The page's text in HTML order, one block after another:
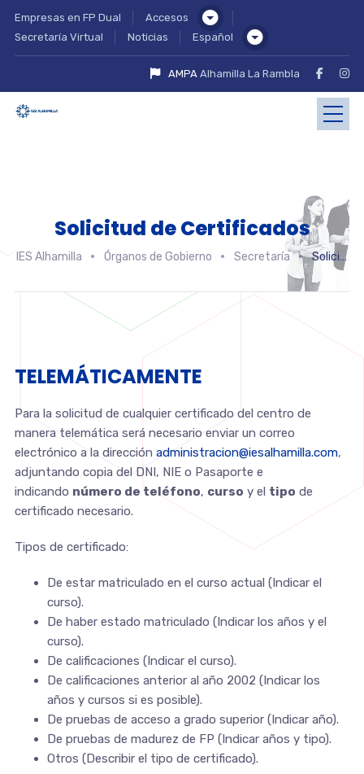
Empresas en FP Dual
Accesos
Secretaría Virtual
Noticias Español
AMPAAlhamilla La Rambla
Solicitud de Certificados
IES Alhamilla Órganos de Gobierno Secretaría Solicitud Certificados
TELEMÁTICAMENTE
Para la solicitud de cualquier certificado del centro de
manera telemática será necesario enviar un correo
electrónico a la dirección administracion@iesalhamilla.com,
adjuntando copia del DNI, NIE o Pasaporte e
indicando número de teléfono, curso y el tipo de
certificado necesario.
Tipos de certificado:
De estar matriculado en el curso actual (Indicar el
curso).
De haber estado matriculado (Indicar los años y el
curso).
De calificaciones (Indicar el curso).
De calificaciones anterior al año 2002 (Indicar los
años y cursos si es posible).
De pruebas de acceso a grado superior (Indicar año).
De pruebas de madurez de FP (Indicar años y tipo).
Otros (Describir el tipo de certificado).